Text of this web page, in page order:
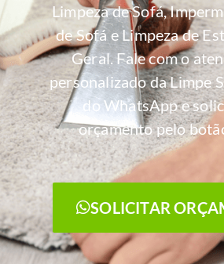
Limpeza de Sofá,
de Sofá e Limpeza de
Geral. Fale com o
personalizado da Limpe
do WhatsApp e
orçamento pelo
SOLICITAR